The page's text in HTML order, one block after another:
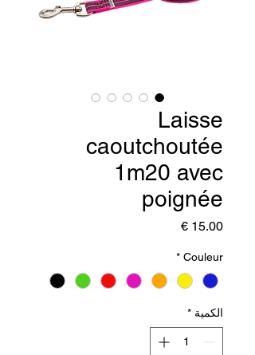
Laisse
caoutchoutée
1m20 avec
poignée
السعر
Couleur
*
الكمية *